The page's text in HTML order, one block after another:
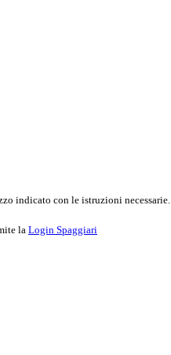
indicato con le istruzioni necessarie.
la Login Spaggiari